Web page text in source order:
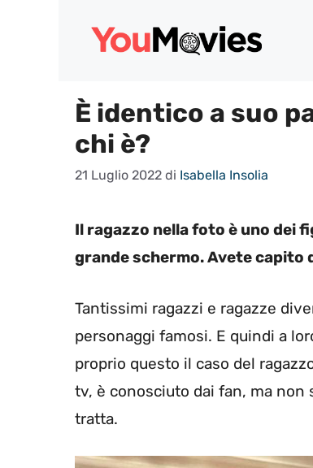
È identico a suo
chi è?
21 Luglio 2022 di Isabella Insolia
Il ragazzo nella foto è uno dei
grande schermo. Avete capito
Tantissimi ragazzi e ragazze
personaggi famosi. E quindi a
proprio questo il caso del
tv, è conosciuto dai fan, ma non
tratta.